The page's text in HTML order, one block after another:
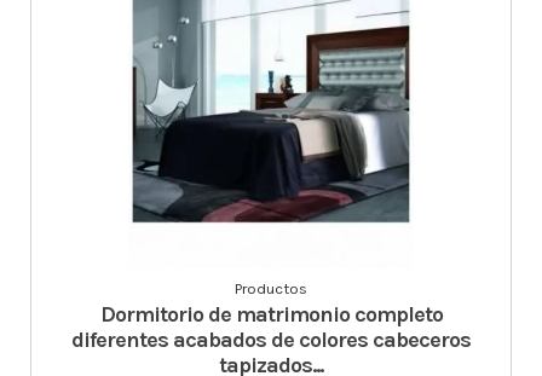
Productos
Dormitorio de matrimonio completo
diferentes acabados de colores cabeceros
tapizados...